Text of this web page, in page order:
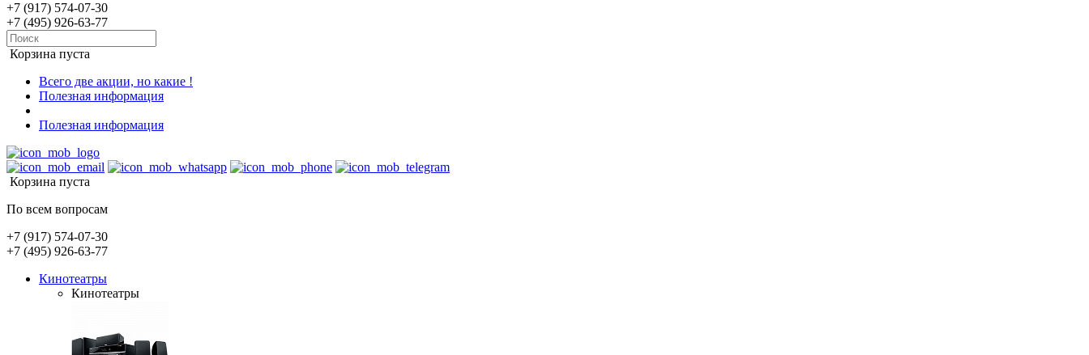
+7 (917) 574-07-30
+7 (495) 926-63-77
Корзина пуста
Всего две акции, но какие !
Полезная информация
Полезная информация
Корзина пуста
По всем вопросам
+7 (917) 574-07-30
+7 (495) 926-63-77
Кинотеатры
Кинотеатры